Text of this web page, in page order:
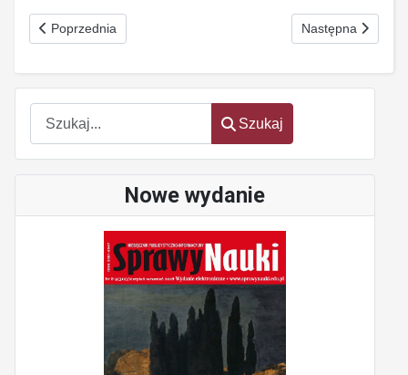
Szukaj
Szukaj
Nowe wydanie
Poprzednia strona: Aksjolog Elzenberg
Poprzednia Następna strona:
Następna